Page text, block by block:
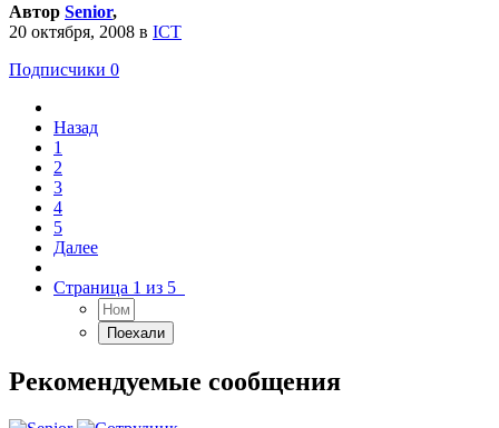
Автор Senior,
20 октября, 2008 в ICT
Подписчики 0
Назад
1
2
3
4
5
Далее
Страница 1 из 5
Рекомендуемые сообщения